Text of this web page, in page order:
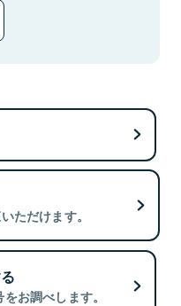
ただけます。
お調べします。